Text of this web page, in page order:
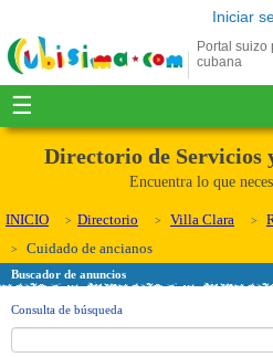
Iniciar
Portal suizo
cubana
☰
Directorio de Servicios
Encuentra lo que
INICIO Directorio Villa Clara
Cuidado de ancianos
Buscador de anuncios
Consulta de búsqueda